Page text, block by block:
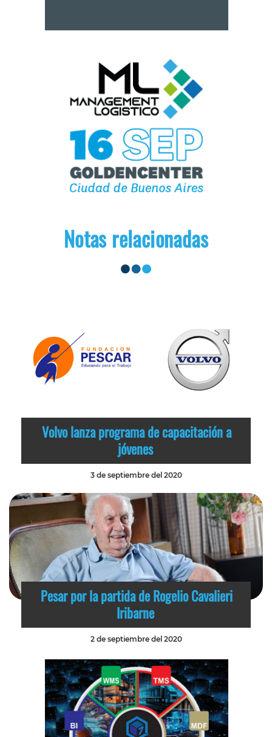
Notas relacionadas
Volvo lanza programa de capacitación a
jóvenes
3 de septiembre del 2020
Pesar por la partida de Rogelio Cavalieri
Iribarne
2 de septiembre del 2020